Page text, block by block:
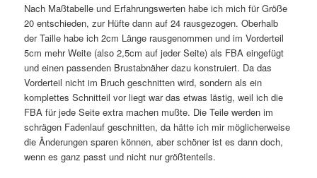
Nach Maßtabelle und Erfahrungswerten habe ich mich für Größe
20 entschieden, zur Hüfte dann auf 24 rausgezogen. Oberhalb
der Taille habe ich 2cm Länge rausgenommen und im Vorderteil
5cm mehr Weite (also 2,5cm auf jeder Seite) als FBA eingefügt
und einen passenden Brustabnäher dazu konstruiert. Da das
Vorderteil nicht im Bruch geschnitten wird, sondern als ein
komplettes Schnitteil vor liegt war das etwas lästig, weil ich die
FBA für jede Seite extra machen mußte. Die Teile werden im
schrägen Fadenlauf geschnitten, da hätte ich mir möglicherweise
die Änderungen sparen können, aber schöner ist es dann doch,
wenn es ganz passt und nicht nur größtenteils.